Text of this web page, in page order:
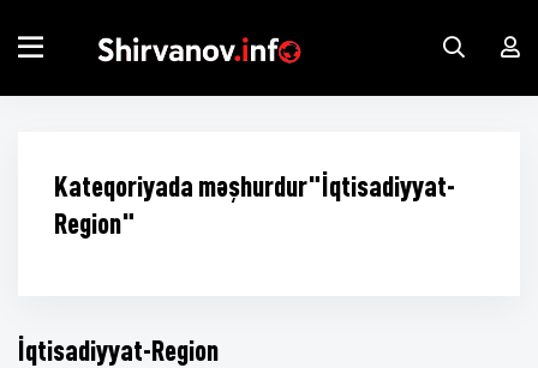
Kateqoriyada məşhurdur"İqtisadiyyat-
Region"
İqtisadiyyat-Region